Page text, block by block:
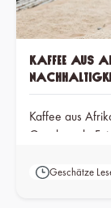
Kaffee aus
Kaffee aus
Geschmack,
Geschätze